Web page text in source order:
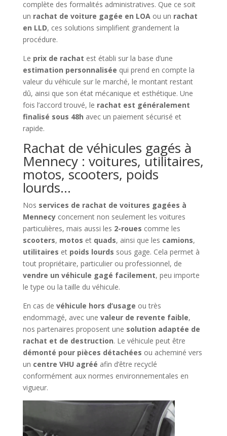
complète des formalités administratives. Que ce soit
un rachat de voiture gagée en LOA ou un rachat
en LLD, ces solutions simplifient grandement la
procédure.
Le prix de rachat est établi sur la base d’une
estimation personnalisée qui prend en compte la
valeur du véhicule sur le marché, le montant restant
dû, ainsi que son état mécanique et esthétique. Une
fois l’accord trouvé, le rachat est généralement
finalisé sous 48h avec un paiement sécurisé et
rapide.
Rachat de véhicules gagés à
Mennecy : voitures, utilitaires,
motos, scooters, poids
lourds…
Nos services de rachat de voitures gagées à
Mennecyconcernent non seulement les voitures
particulières, mais aussi les 2-roues comme les
scooters, motos et quads, ainsi que les camions,
utilitaires et poids lourds sous gage. Cela permet à
tout propriétaire, particulier ou professionnel, de
vendre un véhicule gagé facilement, peu importe
le type ou la taille du véhicule.
En cas de véhicule hors d’usage ou très
endommagé, avec une valeur de revente faible,
nos partenaires proposent une solution adaptée de
rachat et de destruction. Le véhicule peut être
démonté pour pièces détachées ou acheminé vers
un centre VHU agréé afin d’être recyclé
conformément aux normes environnementales en
vigueur.